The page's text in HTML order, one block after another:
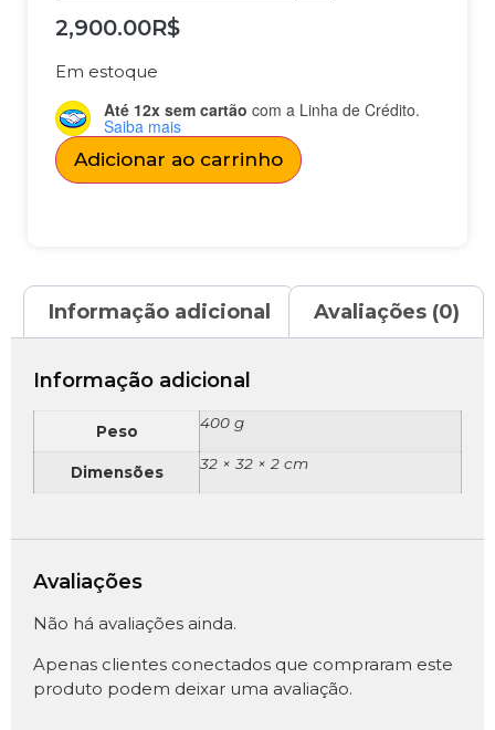
2,900.00R$
Em estoque
Até 12x sem cartão com a Linha de Crédito.
Saiba mais
Adicionar ao carrinho
Informação adicional Avaliações (0)
Informação adicional
Peso 400 g
Dimensões 32 × 32 × 2 cm
Avaliações
Não há avaliações ainda.
Apenas clientes conectados que compraram este
produto podem deixar uma avaliação.